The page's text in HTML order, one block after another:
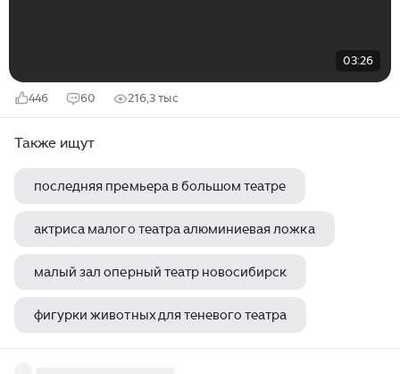
03:26
446 60 216,3 тыс
Также ищут
последняя премьера в большом театре
актриса малого театра алюминиевая ложка
малый зал оперный театр новосибирск
фигурки животных для теневого театра